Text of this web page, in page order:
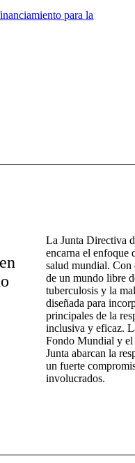
para la
La Junta Directiva
encarna el enfoque
salud mundial.
de un mundo libre
tuberculosis y la
diseñada para
principales de la
inclusiva y eficaz.
Fondo Mundial y el
Junta abarcan la
un fuerte
involucrados.